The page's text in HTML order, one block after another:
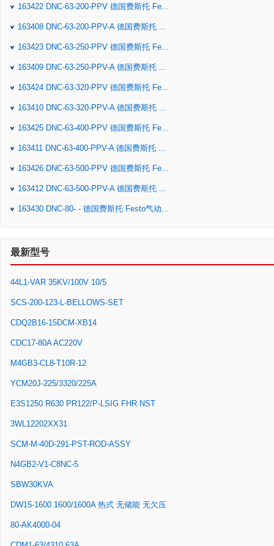
163422 DNC-63-200-PPV 德国费斯托 Fe...
163408 DNC-63-200-PPV-A 德国费斯托 ...
163423 DNC-63-250-PPV 德国费斯托 Fe...
163409 DNC-63-250-PPV-A 德国费斯托 ...
163424 DNC-63-320-PPV 德国费斯托 Fe...
163410 DNC-63-320-PPV-A 德国费斯托 ...
163425 DNC-63-400-PPV 德国费斯托 Fe...
163411 DNC-63-400-PPV-A 德国费斯托 ...
163426 DNC-63-500-PPV 德国费斯托 Fe...
163412 DNC-63-500-PPV-A 德国费斯托 ...
163430 DNC-80- - 德国费斯托 Festo气动...
最新型号
44L1-VAR 35KV/100V 10/5
SCS-200-123-L-BELLOWS-SET
CDQ2B16-15DCM-XB14
CDC17-80A AC220V
M4GB3-CL8-T10R-12
YCM20J-225/3320/225A
E3S1250 R630 PR122/P-LSIG FHR NST
3WL12202XX31
SCM-M-40D-291-PST-ROD-ASSY
N4GB2-V1-C8NC-5
SBW30KVA
DW15-1600 1600/1600A 热式 无储能 无欠压
80-AK4000-04